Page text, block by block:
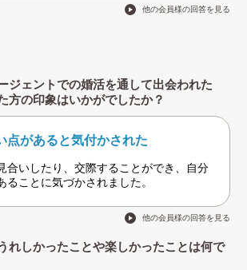
他の会員様の回答を見る
ジェントでの婚活を通して出会われた
方の印象はいかがでしたか？
点があると気付かされた
合いしたり、交際することができ、自分
ることに気づかされました。
他の会員様の回答を見る
れしかったことや楽しかったことは何で